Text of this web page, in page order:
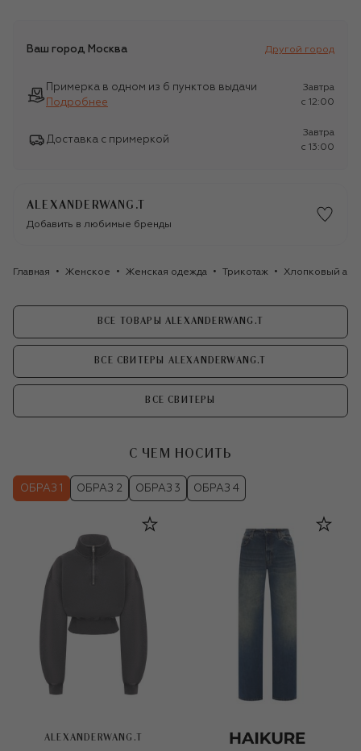
Ваш город Москва Другой город
Примерка в одном из 6 пунктов выдачи
Подробнее
Завтра
c 12:00
Доставка с примеркой
Завтра
c 13:00
ALEXANDERWANG.T
Добавить в любимые бренды
Главная Женское Женская одежда Трикотаж Хлопковый
ВСЕ ТОВАРЫ ALEXANDERWANG.T
ВСЕ СВИТЕРЫ ALEXANDERWANG.T
ВСЕ СВИТЕРЫ
С ЧЕМ НОСИТЬ
ОБРАЗ 1 ОБРАЗ 2 ОБРАЗ 3 ОБРАЗ 4
ALEXANDERWANG.T